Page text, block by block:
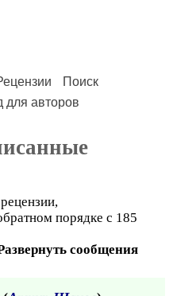
Поиск
для авторов
порядке с 185
сообщения